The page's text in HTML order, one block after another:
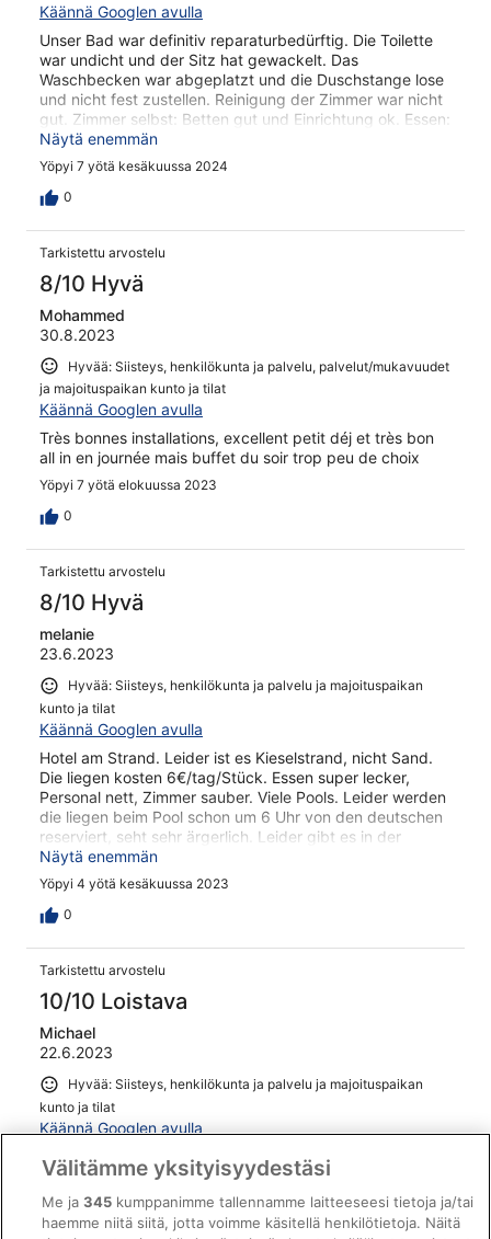
Käännä Googlen avulla
Unser Bad war definitiv reparaturbedürftig. Die Toilette
war undicht und der Sitz hat gewackelt. Das
Waschbecken war abgeplatzt und die Duschstange lose
und nicht fest zustellen. Reinigung der Zimmer war nicht
gut. Zimmer selbst: Betten gut und Einrichtung ok. Essen:
kaum griechisch eher international und wenig lecker.
Näytä enemmän
Yöpyi 7 yötä kesäkuussa 2024
0
Tarkistettu arvostelu
8/10 Hyvä
Mohammed
30.8.2023
Hyvää: Siisteys, henkilökunta ja palvelu, palvelut/mukavuudet
ja majoituspaikan kunto ja tilat
Käännä Googlen avulla
Très bonnes installations, excellent petit déj et très bon
all in en journée mais buffet du soir trop peu de choix
Yöpyi 7 yötä elokuussa 2023
0
Tarkistettu arvostelu
8/10 Hyvä
melanie
23.6.2023
Hyvää: Siisteys, henkilökunta ja palvelu ja majoituspaikan
kunto ja tilat
Käännä Googlen avulla
Hotel am Strand. Leider ist es Kieselstrand, nicht Sand.
Die liegen kosten 6€/tag/Stück. Essen super lecker,
Personal nett, Zimmer sauber. Viele Pools. Leider werden
die liegen beim Pool schon um 6 Uhr von den deutschen
reserviert, seht sehr ärgerlich. Leider gibt es in der
Umgebung keine Ausflugsmöglichkeiten
Näytä enemmän
Yöpyi 4 yötä kesäkuussa 2023
0
Tarkistettu arvostelu
10/10 Loistava
Michael
22.6.2023
Hyvää: Siisteys, henkilökunta ja palvelu ja majoituspaikan
kunto ja tilat
Käännä Googlen avulla
Es ist ein schönes Familienhotel in einer weitläufigen
Anlage mit freundlichen Mitarbeiter, sehr sauber, mit
tollen Pools, Aqua Park, Relaxpool und idealer Lage für
Ausflüge! Wir hatten einen sehr netten und
zuvorkommenden Empfang morgens um 9 mit den
Välitämme yksityisyydestäsi
Me ja345 kumppanimme tallennamme laitteeseesi tietoja ja/tai
haemme niitä siitä, jotta voimme käsitellä henkilötietoja. Näitä